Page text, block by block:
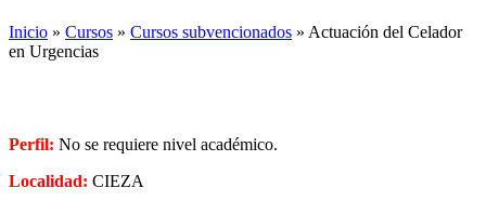
Inicio » Cursos » Cursos subvencionados » Actuación del Celador
en Urgencias
Perfil: No se requiere nivel académico.
Localidad: CIEZA